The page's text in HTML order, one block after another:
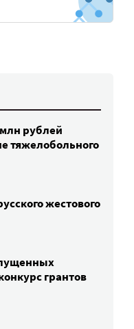
рублей
тяжелобольного
жестового
грантов